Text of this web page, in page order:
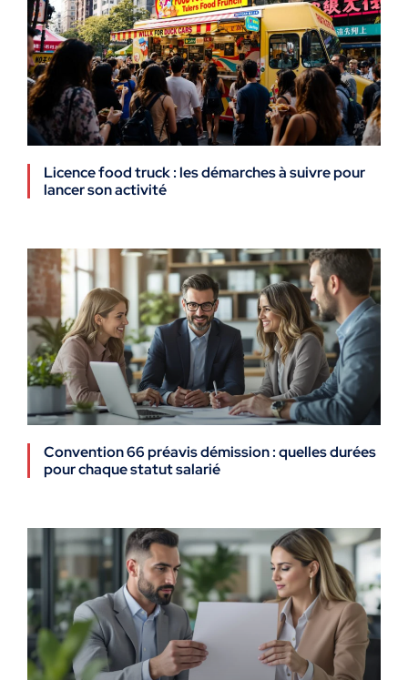
Licence food truck : les démarches à suivre pour
lancer son activité
Convention 66 préavis démission : quelles durées
pour chaque statut salarié